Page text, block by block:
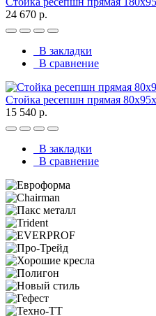
24 670 р.
В закладки
В сравнение
Стойка ресепшн прямая
15 540 р.
В закладки
В сравнение